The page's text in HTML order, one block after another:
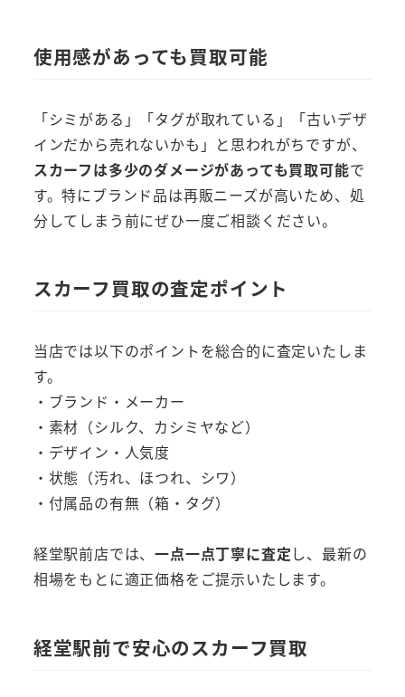
使用感があっても買取可能
「シミがある」「タグが取れている」「古いデザ
インだから売れないかも」と思われがちですが、
スカーフは多少のダメージがあっても買取可能で
す。特にブランド品は再販ニーズが高いため、処
分してしまう前にぜひ一度ご相談ください。
スカーフ買取の査定ポイント
当店では以下のポイントを総合的に査定いたしま
す。
・ブランド・メーカー
・素材（シルク、カシミヤなど）
・デザイン・人気度
・状態（汚れ、ほつれ、シワ）
・付属品の有無（箱・タグ）
経堂駅前店では、一点一点丁寧に査定し、最新の
相場をもとに適正価格をご提示いたします。
経堂駅前で安心のスカーフ買取